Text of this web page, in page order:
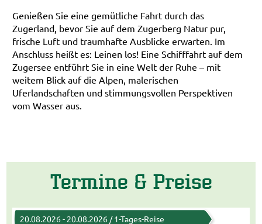
Genießen Sie eine gemütliche Fahrt durch das
Zugerland, bevor Sie auf dem Zugerberg Natur pur,
frische Luft und traumhafte Ausblicke erwarten. Im
Anschluss heißt es: Leinen los! Eine Schifffahrt auf dem
Zugersee entführt Sie in eine Welt der Ruhe – mit
weitem Blick auf die Alpen, malerischen
Uferlandschaften und stimmungsvollen Perspektiven
vom Wasser aus.
Termine & Preise
20.08.2026 - 20.08.2026 / 1-Tages-Reise